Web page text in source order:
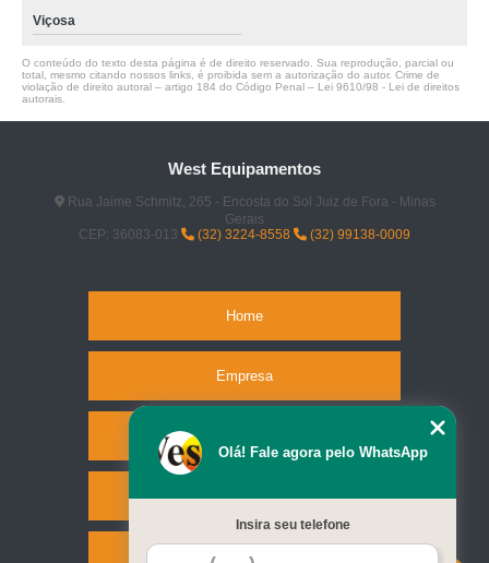
Viçosa
O conteúdo do texto desta página é de direito reservado. Sua reprodução, parcial ou
total, mesmo citando nossos links, é proibida sem a autorização do autor. Crime de
violação de direito autoral – artigo 184 do Código Penal – Lei 9610/98 - Lei de direitos
autorais
West Equipamentos
Rua Jaime Schmitz, 265 - Encosta do Sol Juiz de Fora - Minas
Gerais
CEP: 36083-013
(32) 3224-8558 (32) 99138-0009
Home
Empresa
Serviços
Contato
Olá! Fale agora pelo WhatsApp
Insira seu telefone